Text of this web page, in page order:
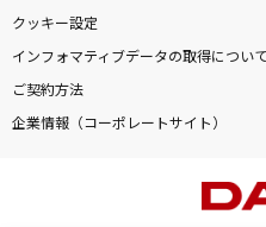
クッキー設定
インフォマティブデータの取得について
ご契約方法
企業情報（コーポレートサイト）